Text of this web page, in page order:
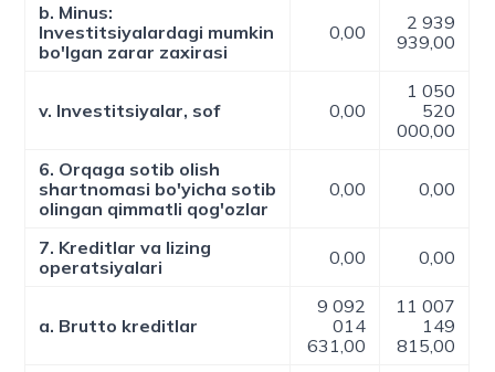
b. Minus:
Investitsiyalardagi mumkin
bo'lgan zarar zaxirasi
0,00
2 939
939,00
v. Investitsiyalar, sof 0,00
1 050
520
000,00
6. Orqaga sotib olish
shartnomasi bo'yicha sotib
olingan qimmatli qog'ozlar
0,00 0,00
7. Kreditlar va lizing
operatsiyalari
0,00 0,00
a. Brutto kreditlar
9 092
014
631,00
11 007
149
815,00